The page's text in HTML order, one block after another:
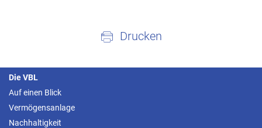
Drucken
Die VBL
Auf einen Blick
Vermögensanlage
Nachhaltigkeit